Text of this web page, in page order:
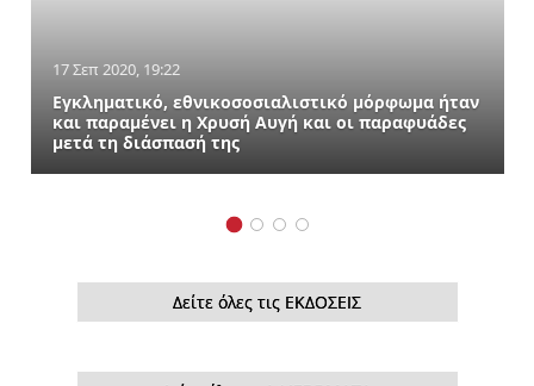
17 Σεπ 2020, 19:22
Εγκληματικό, εθνικοσοσιαλιστικό μόρφωμα ήταν
και παραμένει η Χρυσή Αυγή και οι παραφυάδες
μετά τη διάσπασή της
Δείτε όλες τις ΕΚΔΟΣΕΙΣ